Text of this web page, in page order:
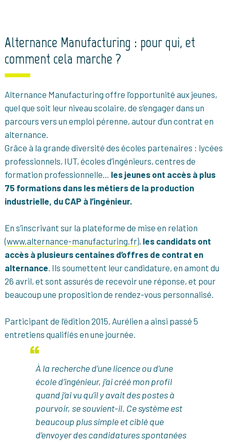
Alternance Manufacturing : pour qui, et
comment cela marche ?
Alternance Manufacturing offre l’opportunité aux jeunes,
quel que soit leur niveau scolaire, de s’engager dans un
parcours vers un emploi pérenne, autour d’un contrat en
alternance.
Grâce à la grande diversité des écoles partenaires : lycées
professionnels, IUT, écoles d’ingénieurs, centres de
formation professionnelle… les jeunes ont accès à plus
75 formations dans les métiers de la production
industrielle, du CAP à l’ingénieur.
En s’inscrivant sur la plateforme de mise en relation
(www.alternance-manufacturing.fr), les candidats ont
accès à plusieurs centaines d’offres de contrat en
alternance. Ils soumettent leur candidature, en amont du
26 avril, et sont assurés de recevoir une réponse, et pour
beaucoup une proposition de rendez-vous personnalisé.
Participant de l’édition 2015, Aurélien a ainsi passé 5
entretiens qualifiés en une journée.
À la recherche d’une licence ou d’une
école d’ingénieur, j’ai créé mon profil
quand j’ai vu qu’il y avait des postes à
pourvoir, se souvient-il. Ce système est
beaucoup plus simple et ciblé que
d’envoyer des candidatures spontanées